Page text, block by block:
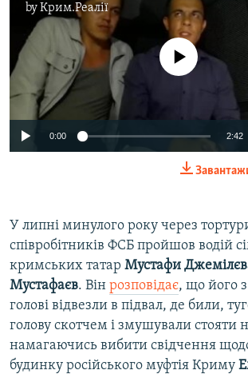
byКрим.Реалії
No media source currently
0:00 2:42
У липні минулого року через
співробітників ФСБ пройшов водій
кримських татар Мустафи
Мустафаєв. Він розповідає, що його
голові відвезли в підвал, де били,
голову скотчем і змушували стояти
намагаючись вибити свідчення
будинку російського муфтія Криму